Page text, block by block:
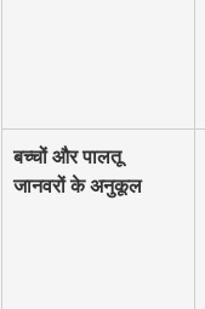
बच्चों और पालतू
जानवरों के अनुकूल